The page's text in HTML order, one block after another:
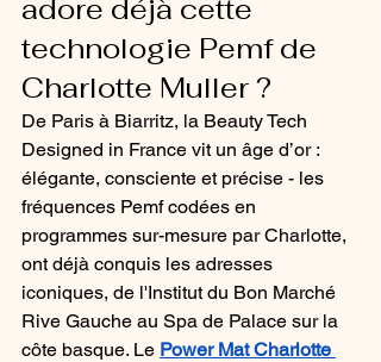
adore déjà cette
technologie Pemf de
Charlotte Muller ?
De Paris à Biarritz, la Beauty Tech
Designed in France vit un âge d’or :
élégante, consciente et précise - les
fréquences Pemf codées en
programmes sur-mesure par Charlotte,
ont déjà conquis les adresses
iconiques, de l'Institut du Bon Marché
Rive Gauche au Spa de Palace sur la
côte basque. Le Power Mat Charlotte